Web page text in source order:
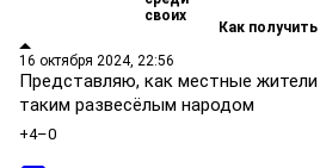
Как получить
16 октября 2024, 22:56
Представляю, как местные
таким развесёлым народом
+4–0